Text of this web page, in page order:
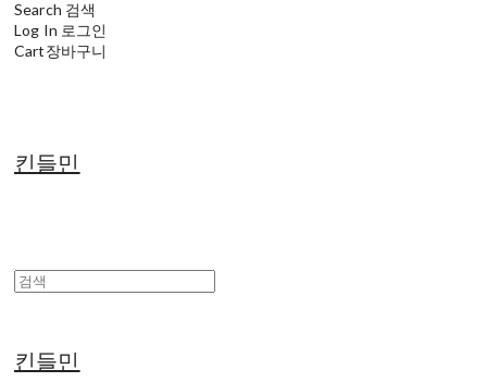
Search 검색
Log In 로그인
Cart장바구니
킨들민
킨들민